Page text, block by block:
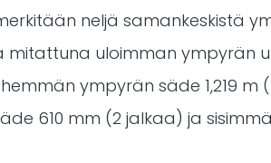
neljä samankeskistä
mitattuna uloimman ympyrän
ympyrän säde 1,219 m
610 mm (2 jalkaa) ja